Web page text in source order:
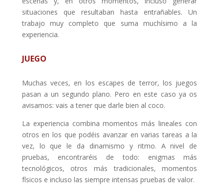
situaciones que resultaban hasta entrañables. Un
trabajo muy completo que suma muchísimo a la
experiencia.
JUEGO
Muchas veces, en los escapes de terror, los juegos
pasan a un segundo plano. Pero en este caso ya os
avisamos: vais a tener que darle bien al coco.
La experiencia combina momentos más lineales con
otros en los que podéis avanzar en varias tareas a la
vez, lo que le da dinamismo y ritmo. A nivel de
pruebas, encontraréis de todo: enigmas más
tecnológicos, otros más tradicionales, momentos
físicos e incluso las siempre intensas pruebas de valor.